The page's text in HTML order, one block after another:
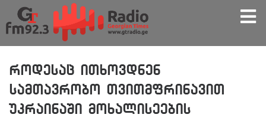
როდესაც ითხოვდნენ
სამთავრობო თვითმფრინავით
უკრაინაში მოხალისეების